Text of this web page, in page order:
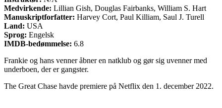
Medvirkende: Lillian Gish, Douglas Fairbanks, William S. Hart
Manuskriptforfatter: Harvey Cort, Paul Killiam, Saul J. Turell
Land: USA
Sprog: Engelsk
IMDB-bedømmelse: 6.8
Frankie og hans venner åbner en natklub og gør sig uvenner med
underboen, der er gangster.
The Great Chase havde premiere på Netflix den 1. december 2022.